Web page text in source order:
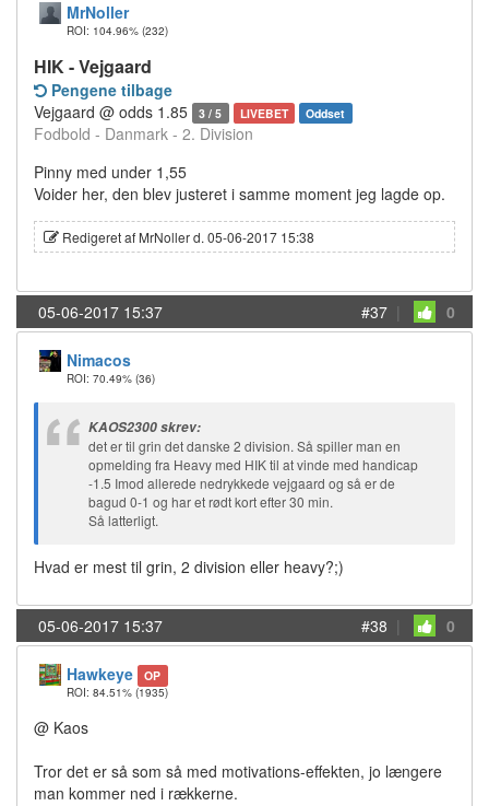
MrNoller
ROI: 104.96% (232)
HIK - Vejgaard
Pengene tilbage
Vejgaard @ odds 1.85
3 / 5 LIVEBET Oddset
Fodbold - Danmark - 2. Division
Pinny med under 1,55
Voider her, den blev justeret i samme moment jeg lagde op.
Redigeret af MrNoller d. 05-06-2017 15:38
05-06-2017 15:37 #37 | 0
Nimacos
ROI: 70.49% (36)
KAOS2300 skrev:
det er til grin det danske 2 division. Så spiller man en
opmelding fra Heavy med HIK til at vinde med handicap
-1.5 Imod allerede nedrykkede vejgaard og så er de
bagud 0-1 og har et rødt kort efter 30 min.
Så latterligt.
Hvad er mest til grin, 2 division eller heavy?;)
05-06-2017 15:37 #38 | 0
Hawkeye OP
ROI: 84.51% (1935)
@ Kaos
Tror det er så som så med motivations-effekten, jo længere
man kommer ned i rækkerne.